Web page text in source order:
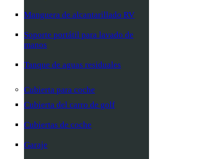
Manguera de alcantarillado RV
Soporte portátil para lavado de
manos
Tanque de aguas residuales
Cubierta para coche
Cubierta del carro de golf
Cubiertas de coche
Garaje